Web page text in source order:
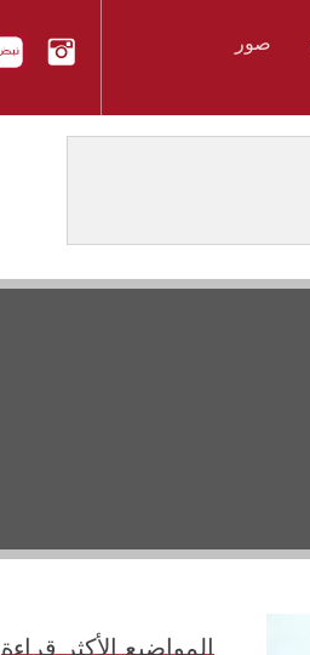
صور
المواضيع الأكثر قراءة